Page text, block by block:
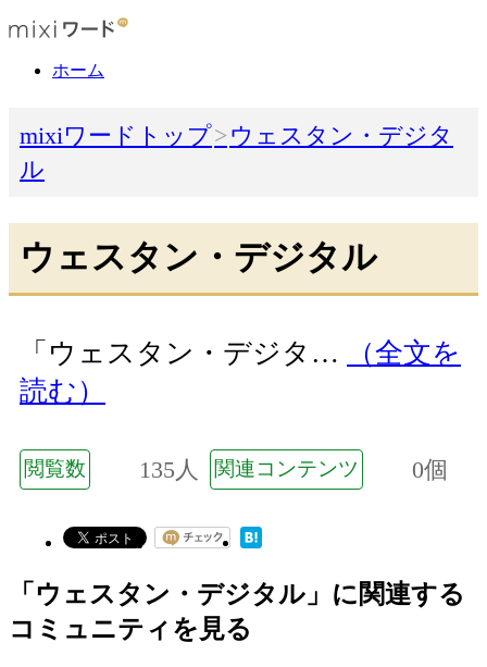
ホーム
mixiワードトップ
ウェスタン・デジタ
ル
ウェスタン・デジタル
「ウェスタン・デジタ…
（全文を
読む）
閲覧数 135人 関連コンテンツ 0個
「ウェスタン・デジタル」に関連する
コミュニティを見る